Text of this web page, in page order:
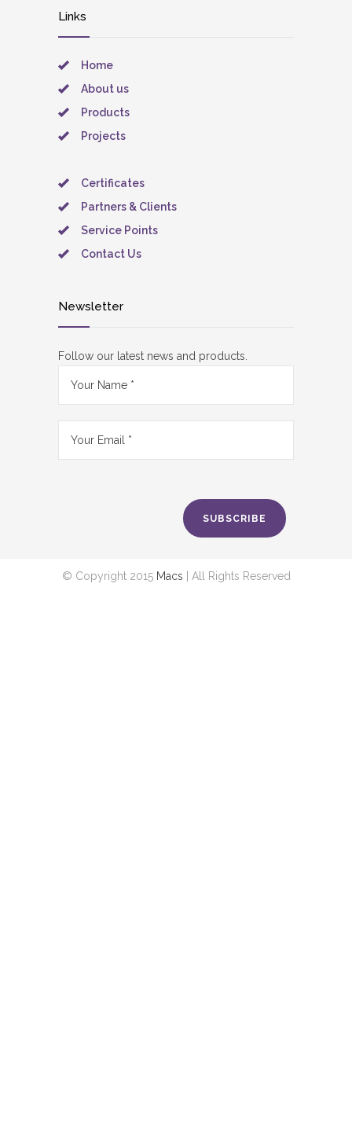
Links
Home
About us
Products
Projects
Certificates
Partners & Clients
Service Points
Contact Us
Newsletter
Follow our latest news and products.
SUBSCRIBE
© Copyright 2015 Macs | All Rights Reserved